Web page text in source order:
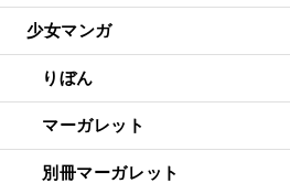
少女マンガ
りぼん
マーガレット
別冊マーガレット